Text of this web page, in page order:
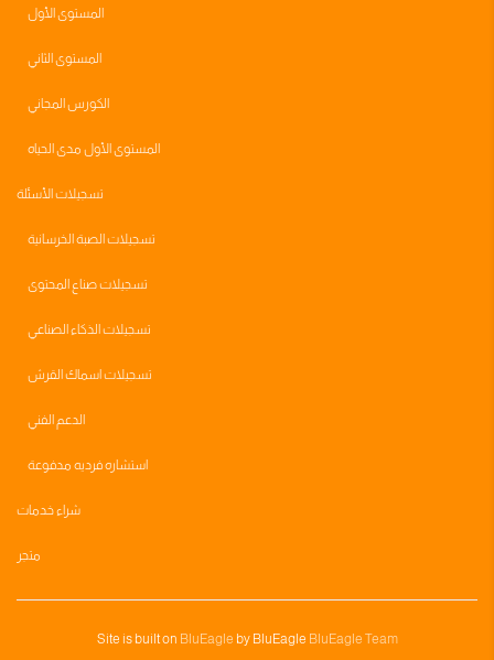
المستوى الأول
المستوى الثاني
الكورس المجاني
المستوى الأول مدى الحياه
تسجيلات الأسئلة
تسجيلات الصبة الخرسانية
تسجيلات صناع المحتوى
تسجيلات الذكاء الصناعي
تسجيلات اسماك القرش
الدعم الفني
استشاره فرديه مدفوعة
شراء خدمات
متجر
Site is built on BluEagle by BluEagle BluEagle Team